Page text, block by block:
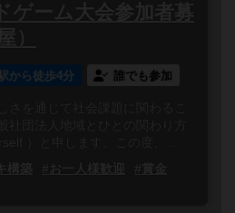
ゲーム大会参加者募
）
から徒歩4分 誰でも参加
さを通じて社会課題に関わるこ
社団法人地域とひとの関わり方
）と申します。この度、...
構築 #お一人様歓迎
#賞金